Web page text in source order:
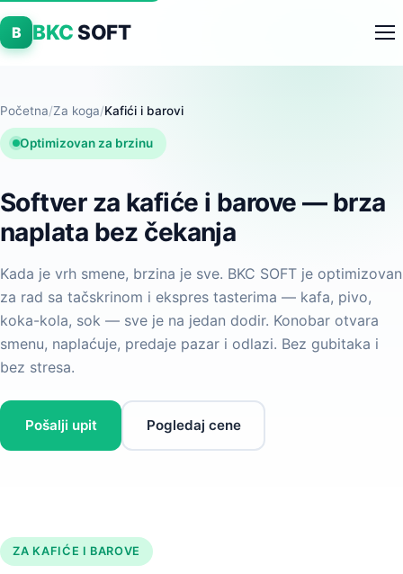
B BKC SOFT
Početna/Za koga/Kafići i barovi
Optimizovan za brzinu
Softver za kafiće i barove — brza
naplata bez čekanja
Kada je vrh smene, brzina je sve. BKC SOFT je optimizovan
za rad sa tačskrinom i ekspres tasterima — kafa, pivo,
koka-kola, sok — sve je na jedan dodir. Konobar otvara
smenu, naplaćuje, predaje pazar i odlazi. Bez gubitaka i
bez stresa.
Pošalji upit Pogledaj cene
ZA KAFIĆE I BAROVE